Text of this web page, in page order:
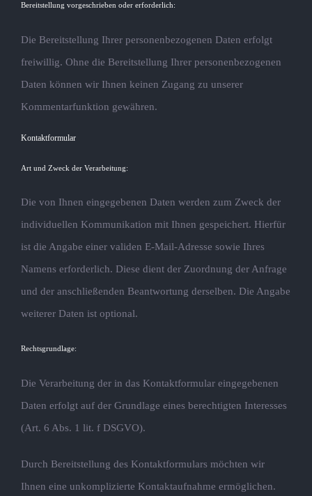
Bereitstellung vorgeschrieben oder erforderlich:
Die Bereitstellung Ihrer personenbezogenen Daten erfolgt
freiwillig. Ohne die Bereitstellung Ihrer personenbezogenen
Daten können wir Ihnen keinen Zugang zu unserer
Kommentarfunktion gewähren.
Kontaktformular
Art und Zweck der Verarbeitung:
Die von Ihnen eingegebenen Daten werden zum Zweck der
individuellen Kommunikation mit Ihnen gespeichert. Hierfür
ist die Angabe einer validen E-Mail-Adresse sowie Ihres
Namens erforderlich. Diese dient der Zuordnung der Anfrage
und der anschließenden Beantwortung derselben. Die Angabe
weiterer Daten ist optional.
Rechtsgrundlage:
Die Verarbeitung der in das Kontaktformular eingegebenen
Daten erfolgt auf der Grundlage eines berechtigten Interesses
(Art. 6 Abs. 1 lit. f DSGVO).
Durch Bereitstellung des Kontaktformulars möchten wir
Ihnen eine unkomplizierte Kontaktaufnahme ermöglichen.